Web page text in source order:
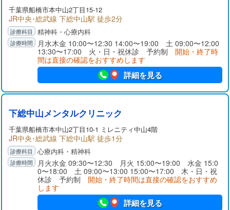
千葉県船橋市本中山2丁目15-12
JR中央･総武線 下総中山駅 徒歩2分
精神科・心療内科
月水木金 10:00〜12:30 14:00〜19:00 土 09:00〜12:00
13:30〜17:00 火・日・祝休診 予約制 開始・終了時
間は直接の確認をおすすめします
詳細を見る
下総中山メンタルクリニック
千葉県船橋市本中山2丁目10-1 ミレニティ中山4階
JR中央･総武線 下総中山駅 徒歩1分
心療内科・精神科
月火水金 09:30〜12:30 月火 15:00〜19:00 水金 15:0
0〜18:00 土 09:00〜13:00 15:00〜17:00 木・日・祝
休診 予約制 開始・終了時間は直接の確認をおすすめ
します
詳細を見る